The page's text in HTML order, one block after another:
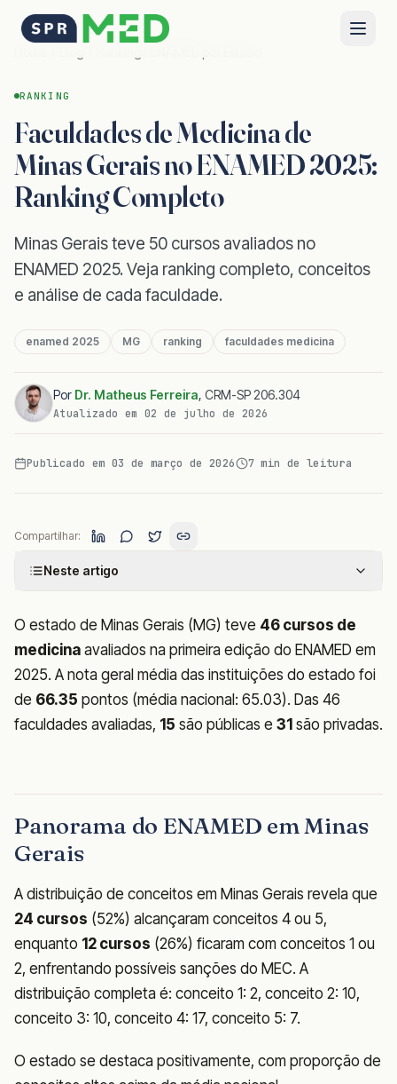
RANKING
Faculdades de Medicina de
Minas Gerais no ENAMED 2025:
Ranking Completo
Minas Gerais teve 50 cursos avaliados no
ENAMED 2025. Veja ranking completo, conceitos
e análise de cada faculdade.
enamed 2025 MG ranking faculdades medicina
Por Dr. Matheus Ferreira, CRM-SP 206.304
Atualizado em 02 de julho de 2026
Publicado em 03 de março de 2026 7min de leitura
Compartilhar:
Neste artigo
O estado de Minas Gerais (MG) teve 46 cursos de
medicina avaliados na primeira edição do ENAMED em
2025. A nota geral média das instituições do estado foi
de 66.35 pontos (média nacional: 65.03). Das 46
faculdades avaliadas, 15 são públicas e 31 são privadas.
Panorama do ENAMED em Minas
Gerais
A distribuição de conceitos em Minas Gerais revela que
24 cursos (52%) alcançaram conceitos 4 ou 5,
enquanto 12 cursos (26%) ficaram com conceitos 1 ou
2, enfrentando possíveis sanções do MEC. A
distribuição completa é: conceito 1: 2, conceito 2: 10,
conceito 3: 10, conceito 4: 17, conceito 5: 7.
O estado se destaca positivamente, com proporção de